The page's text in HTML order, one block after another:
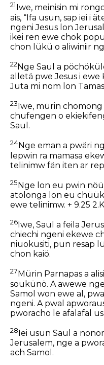
21 Iwe, meinisin mi
ais, “Ifa usun, sap iei i
ngeni Jesus lon
ikei ren ewe chök
chon lükü o aliwiniir
22Nge Saul a
alletä pwe Jesus i ewe
Juta mi nom lon
23 Iwe, mürin
chufengen o
Saul.
24Nge eman a pwäri
lepwin ra mamasa
telinimw fän iten ar
25Nge lon eu pwin
atolonga lon eu
ewe telinimw. + 9.25
26 Iwe, Saul a feila
chiechi ngeni ekewe
niuokusiti, pun resap
chon kaiö.
27 Mürin Parnapas a
soukünö. A awewe
Samol won ewe al,
ngeni. A pwal
pworacho le afalafal
28Iei usun Saul a
Jerusalem, nge a
ach Samol.